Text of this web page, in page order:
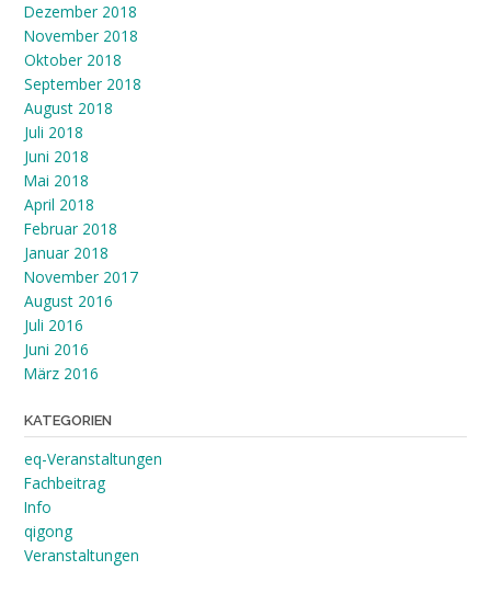
Dezember 2018
November 2018
Oktober 2018
September 2018
August 2018
Juli 2018
Juni 2018
Mai 2018
April 2018
Februar 2018
Januar 2018
November 2017
August 2016
Juli 2016
Juni 2016
März 2016
KATEGORIEN
eq-Veranstaltungen
Fachbeitrag
Info
qigong
Veranstaltungen